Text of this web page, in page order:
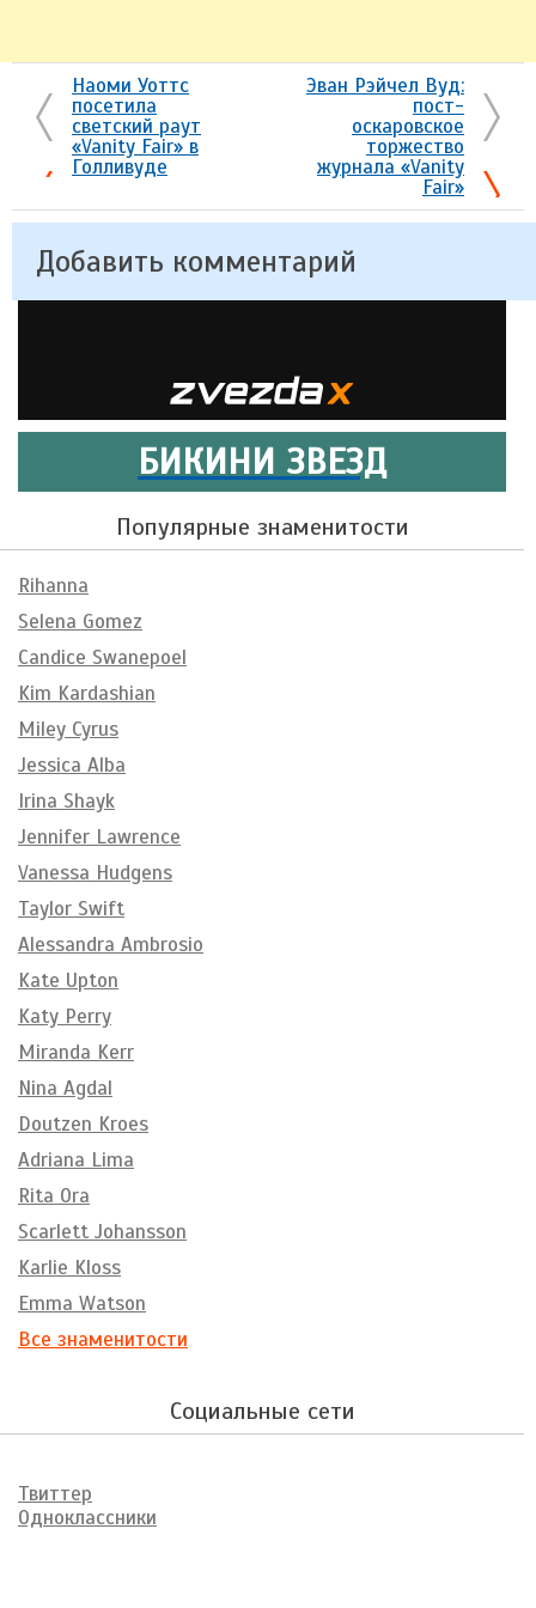
Наоми Уоттс
посетила
светский раут
«Vanity Fair» в
Голливуде
Эван Рэйчел Вуд:
пост-
оскаровское
торжество
журнала «Vanity
Fair»
Добавить комментарий
БИКИНИ ЗВЕЗД
Популярные знаменитости
Rihanna
Selena Gomez
Candice Swanepoel
Kim Kardashian
Miley Cyrus
Jessica Alba
Irina Shayk
Jennifer Lawrence
Vanessa Hudgens
Taylor Swift
Alessandra Ambrosio
Kate Upton
Katy Perry
Miranda Kerr
Nina Agdal
Doutzen Kroes
Adriana Lima
Rita Ora
Scarlett Johansson
Karlie Kloss
Emma Watson
Все знаменитости
Социальные сети
Твиттер
Одноклассники